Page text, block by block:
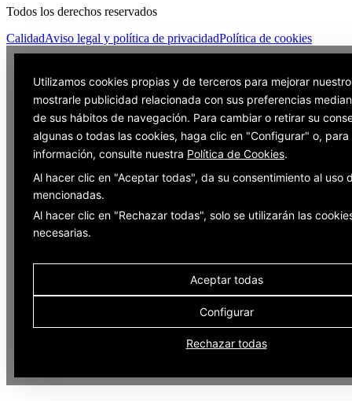
Todos los derechos reservados
CalidadAviso legal y política de privacidadPolítica de cookies
Utilizamos cookies propias y de terceros para mejorar
mostrarle publicidad relacionada con sus preferencias
de sus hábitos de navegación. Para cambiar o retirar su
algunas o todas las cookies, haga clic en "Configurar" o, para
información, consulte nuestra Política de Cookies.
Al hacer clic en "Aceptar todas", da su consentimiento al uso
mencionadas.
Al hacer clic en "Rechazar todas", solo se utilizarán las
necesarias.
Aceptar todas
Configurar
Rechazar todas